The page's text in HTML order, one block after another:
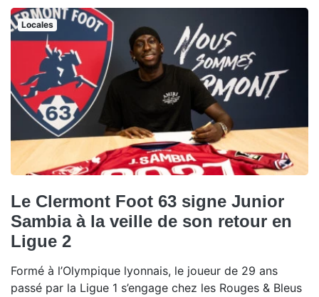
Locales
Le Clermont Foot 63 signe Junior
Sambia à la veille de son retour en
Ligue 2
Formé à l’Olympique lyonnais, le joueur de 29 ans
passé par la Ligue 1 s’engage chez les Rouges & Bleus